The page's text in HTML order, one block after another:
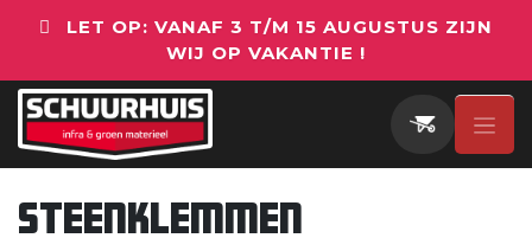
LET OP: VANAF 3 T/M 15 AUGUSTUS ZIJN
WIJ OP VAKANTIE !
Steenklemmen